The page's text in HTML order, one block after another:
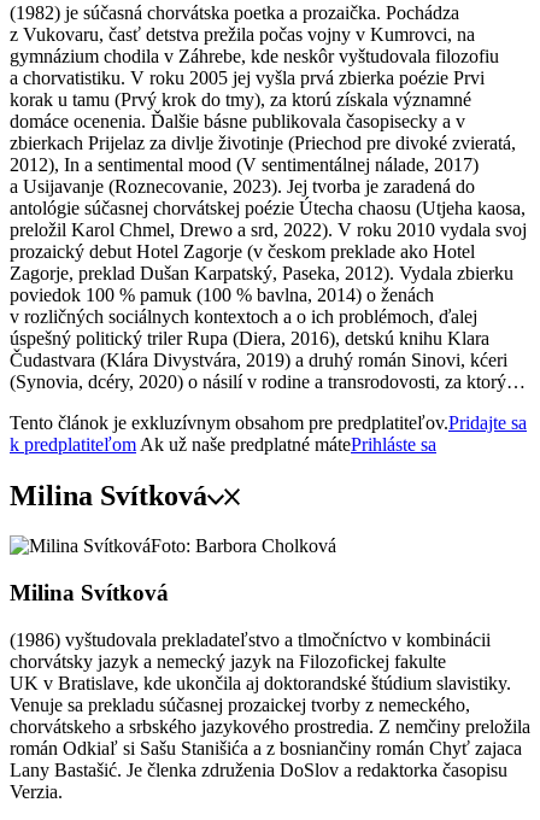
(1982) je súčasná chorvátska poetka a prozaička. Pochádza
z Vukovaru, časť detstva prežila počas vojny v Kumrovci, na
gymnázium chodila v Záhrebe, kde neskôr vyštudovala filozofiu
a chorvatistiku. V roku 2005 jej vyšla prvá zbierka poézie Prvi
korak u tamu (Prvý krok do tmy), za ktorú získala významné
domáce ocenenia. Ďalšie básne publikovala časopisecky a v
zbierkach Prijelaz za divlje životinje (Priechod pre divoké zvieratá,
2012), In a sentimental mood (V sentimentálnej nálade, 2017)
a Usijavanje (Roznecovanie, 2023). Jej tvorba je zaradená do
antológie súčasnej chorvátskej poézie Útecha chaosu (Utjeha kaosa,
preložil Karol Chmel, Drewo a srd, 2022). V roku 2010 vydala svoj
prozaický debut Hotel Zagorje (v českom preklade ako Hotel
Zagorje, preklad Dušan Karpatský, Paseka, 2012). Vydala zbierku
poviedok 100 % pamuk (100 % bavlna, 2014) o ženách
v rozličných sociálnych kontextoch a o ich problémoch, ďalej
úspešný politický triler Rupa (Diera, 2016), detskú knihu Klara
Čudastvara (Klára Divystvára, 2019) a druhý román Sinovi, kćeri
(Synovia, dcéry, 2020) o násilí v rodine a transrodovosti, za ktorý…
Tento článok je exkluzívnym obsahom pre predplatiteľov.Pridajte sa
k predplatiteľom Ak už naše predplatné mátePrihláste sa
Milina Svítková
Foto: Barbora Cholková
Milina Svítková
(1986) vyštudovala prekladateľstvo a tlmočníctvo v kombinácii
chorvátsky jazyk a nemecký jazyk na Filozofickej fakulte
UK v Bratislave, kde ukončila aj doktorandské štúdium slavistiky.
Venuje sa prekladu súčasnej prozaickej tvorby z nemeckého,
chorvátskeho a srbského jazykového prostredia. Z nemčiny preložila
román Odkiaľ si Sašu Stanišića a z bosniančiny román Chyť zajaca
Lany Bastašić. Je členka združenia DoSlov a redaktorka časopisu
Verzia.